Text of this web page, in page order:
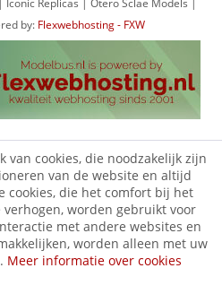
Replicas | Otero Sclae Models |
by: Flexwebhosting - FXW
van cookies, die noodzakelijk zijn
van de website en altijd
cookies, die het comfort bij het
worden gebruikt voor
met andere websites en
worden alleen met uw
Meer informatie over cookies